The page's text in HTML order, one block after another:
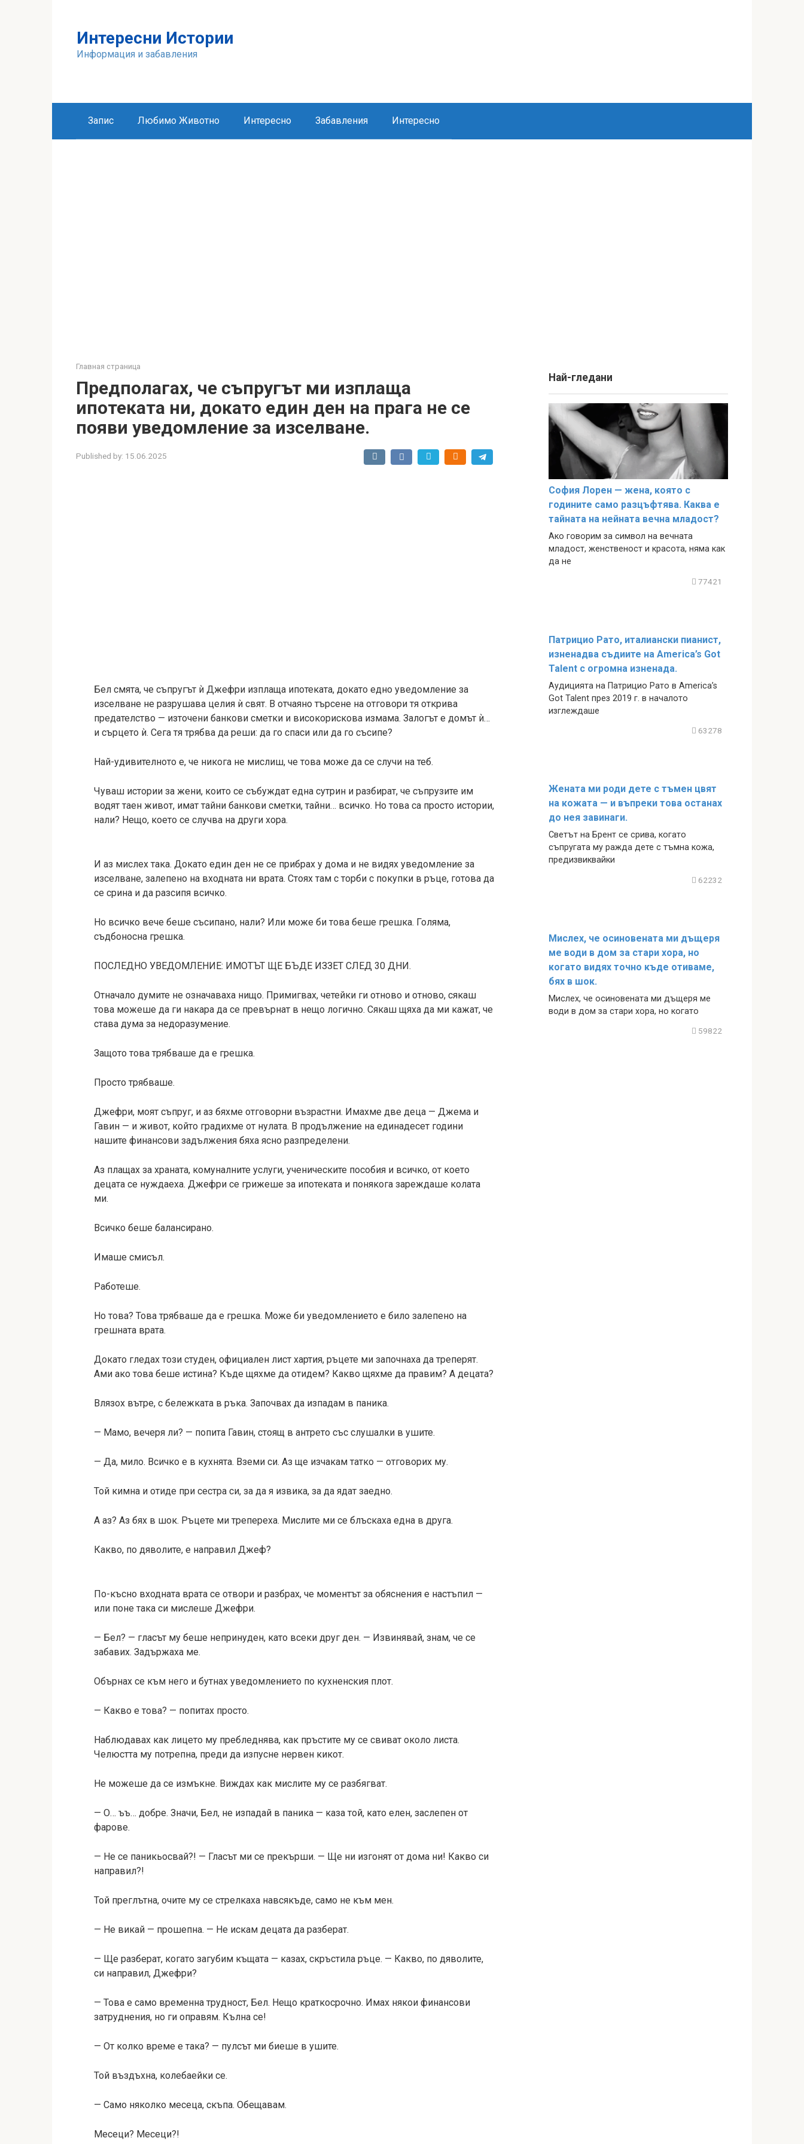
Интересни Истории
Информация и забавления
Запис Любимо Животно Интересно Забавления Интересно
Главная страница
Предполагах, че съпругът ми изплаща
ипотеката ни, докато един ден на прага не се
появи уведомление за изселване.
Published by: 15.06.2025
Бел смята, че съпругът ѝ Джефри изплаща ипотеката, докато едно уведомление за
изселване не разрушава целия ѝ свят. В отчаяно търсене на отговори тя открива
предателство — източени банкови сметки и високорискова измама. Залогът е домът ѝ…
и сърцето ѝ. Сега тя трябва да реши: да го спаси или да го съсипе?
Най-удивителното е, че никога не мислиш, че това може да се случи на теб.
Чуваш истории за жени, които се събуждат една сутрин и разбират, че съпрузите им
водят таен живот, имат тайни банкови сметки, тайни… всичко. Но това са просто истории,
нали? Нещо, което се случва на други хора.
И аз мислех така. Докато един ден не се прибрах у дома и не видях уведомление за
изселване, залепено на входната ни врата. Стоях там с торби с покупки в ръце, готова да
се срина и да разсипя всичко.
Но всичко вече беше съсипано, нали? Или може би това беше грешка. Голяма,
съдбоносна грешка.
ПОСЛЕДНО УВЕДОМЛЕНИЕ: ИМОТЪТ ЩЕ БЪДЕ ИЗЗЕТ СЛЕД 30 ДНИ.
Отначало думите не означаваха нищо. Примигвах, четейки ги отново и отново, сякаш
това можеше да ги накара да се превърнат в нещо логично. Сякаш щяха да ми кажат, че
става дума за недоразумение.
Защото това трябваше да е грешка.
Просто трябваше.
Джефри, моят съпруг, и аз бяхме отговорни възрастни. Имахме две деца — Джема и
Гавин — и живот, който градихме от нулата. В продължение на единадесет години
нашите финансови задължения бяха ясно разпределени.
Аз плащах за храната, комуналните услуги, ученическите пособия и всичко, от което
децата се нуждаеха. Джефри се грижеше за ипотеката и понякога зареждаше колата
ми.
Всичко беше балансирано.
Имаше смисъл.
Работеше.
Но това? Това трябваше да е грешка. Може би уведомлението е било залепено на
грешната врата.
Докато гледах този студен, официален лист хартия, ръцете ми започнаха да треперят.
Ами ако това беше истина? Къде щяхме да отидем? Какво щяхме да правим? А децата?
Влязох вътре, с бележката в ръка. Започвах да изпадам в паника.
— Мамо, вечеря ли? — попита Гавин, стоящ в антрето със слушалки в ушите.
— Да, мило. Всичко е в кухнята. Вземи си. Аз ще изчакам татко — отговорих му.
Той кимна и отиде при сестра си, за да я извика, за да ядат заедно.
А аз? Аз бях в шок. Ръцете ми трепереха. Мислите ми се блъскаха една в друга.
Какво, по дяволите, е направил Джеф?
По-късно входната врата се отвори и разбрах, че моментът за обяснения е настъпил —
или поне така си мислеше Джефри.
— Бел? — гласът му беше непринуден, като всеки друг ден. — Извинявай, знам, че се
забавих. Задържаха ме.
Обърнах се към него и бутнах уведомлението по кухненския плот.
— Какво е това? — попитах просто.
Наблюдавах как лицето му пребледнява, как пръстите му се свиват около листа.
Челюстта му потрепна, преди да изпусне нервен кикот.
Не можеше да се измъкне. Виждах как мислите му се разбягват.
— О… ъъ… добре. Значи, Бел, не изпадай в паника — каза той, като елен, заслепен от
фарове.
— Не се паникьосвай?! — Гласът ми се прекърши. — Ще ни изгонят от дома ни! Какво си
направил?!
Той преглътна, очите му се стрелкаха навсякъде, само не към мен.
— Не викай — прошепна. — Не искам децата да разберат.
— Ще разберат, когато загубим къщата — казах, скръстила ръце. — Какво, по дяволите,
си направил, Джефри?
— Това е само временна трудност, Бел. Нещо краткосрочно. Имах някои финансови
затруднения, но ги оправям. Кълна се!
— От колко време е така? — пулсът ми биеше в ушите.
Той въздъхна, колебаейки се.
— Само няколко месеца, скъпа. Обещавам.
Месеци? Месеци?!
Най-гледани
София Лорен — жена, която с
годините само разцъфтява. Каква е
тайната на нейната вечна младост?
Ако говорим за символ на вечната
младост, женственост и красота, няма как
да не
77421
Патрицио Рато, италиански пианист,
изненадва съдиите на America’s Got
Talent с огромна изненада.
Аудицията на Патрицио Рато в America’s
Got Talent през 2019 г. в началото
изглеждаше
63278
Жената ми роди дете с тъмен цвят
на кожата — и въпреки това останах
до нея завинаги.
Светът на Брент се срива, когато
съпругата му ражда дете с тъмна кожа,
предизвиквайки
62232
Мислех, че осиновената ми дъщеря
ме води в дом за стари хора, но
когато видях точно къде отиваме,
бях в шок.
Мислех, че осиновената ми дъщеря ме
води в дом за стари хора, но когато
59822